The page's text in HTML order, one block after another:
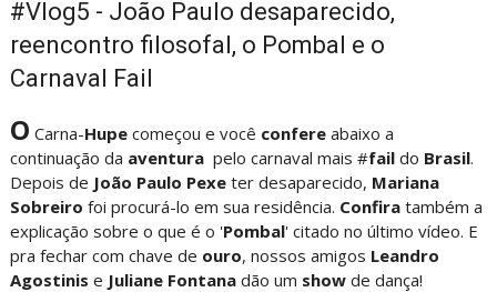
#Vlog5 - João Paulo desaparecido,
reencontro filosofal, o Pombal e o
Carnaval Fail
O Carna-Hupe começou e você confere abaixo a
continuação da aventura pelo carnaval mais #fail do Brasil.
Depois de João Paulo Pexeter desaparecido, Mariana
Sobreiro foi procurá-lo em sua residência. Confira também a
explicação sobre o que é o 'Pombal' citado no último vídeo. E
pra fechar com chave de ouro, nossos amigos Leandro
Agostinis e Juliane Fontana dão um show de dança!